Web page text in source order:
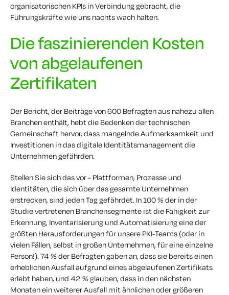
organisatorischen KPIs in Verbindung gebracht, die
Führungskräfte wie uns nachts wach halten.
Die faszinierenden Kosten
von abgelaufenen
Zertifikaten
Der Bericht, der Beiträge von 600 Befragten aus nahezu allen
Branchen enthält, hebt die Bedenken der technischen
Gemeinschaft hervor, dass mangelnde Aufmerksamkeit und
Investitionen in das digitale Identitätsmanagement die
Unternehmen gefährden.
Stellen Sie sich das vor - Plattformen, Prozesse und
Identitäten, die sich über das gesamte Unternehmen
erstrecken, sind jeden Tag gefährdet. In 100 % der in der
Studie vertretenen Branchensegmente ist die Fähigkeit zur
Erkennung, Inventarisierung und Automatisierung eine der
größten Herausforderungen für unsere PKI-Teams (oder in
vielen Fällen, selbst in großen Unternehmen, für eine einzelne
Person!). 74 % der Befragten gaben an, dass sie bereits einen
erheblichen Ausfall aufgrund eines abgelaufenen Zertifikats
erlebt haben, und 42 % glauben, dass in den nächsten
Monaten ein weiterer Ausfall mit ähnlichen oder größeren